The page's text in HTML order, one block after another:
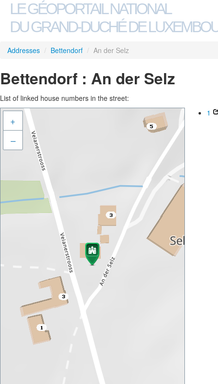
LE GÉOPORTAIL NATIONAL
DU GRAND-DUCHÉ DE
Addresses / Bettendorf / An der Selz
Bettendorf : An der Selz
List of linked house numbers in the street:
+
–
1